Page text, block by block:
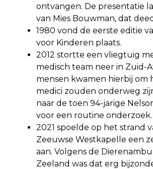
ontvangen. De presentatie
van Mies Bouwman, dat
1980 vond de eerste editie
voor Kinderen plaats.
2012 stortte een vliegtuig
medisch team neer in Zuid-
mensen kwamen hierbij om
medici zouden onderweg
naar de toen 94-jarige
voor een routine onderzoek.
2021 spoelde op het strand
Zeeuwse Westkapelle een
aan. Volgens de
Zeeland was dat erg